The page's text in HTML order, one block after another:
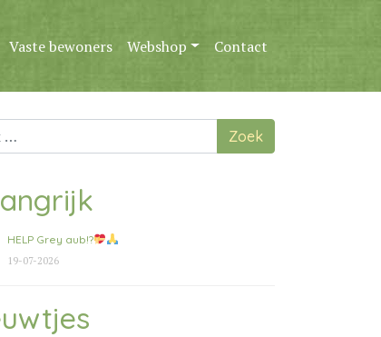
Vaste bewoners Webshop Contact
HELP Grey aub!?
19-07-2026